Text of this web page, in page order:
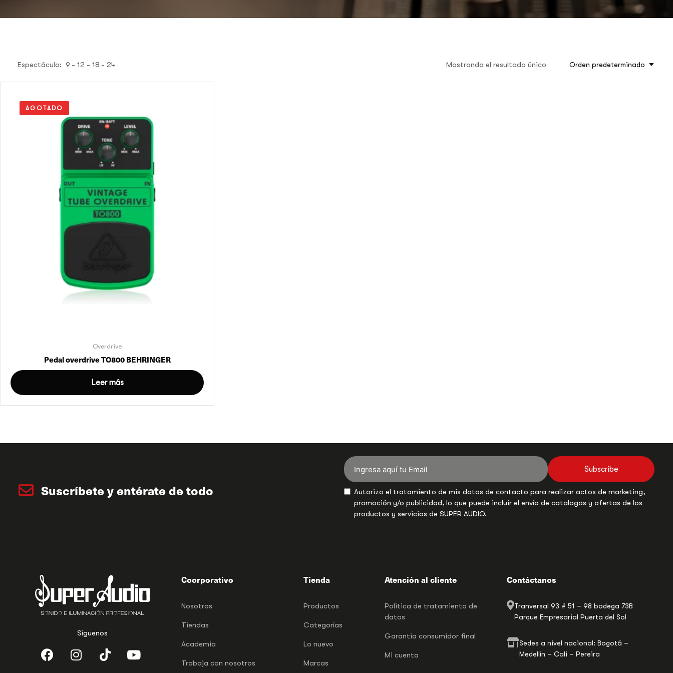
Espectáculo: 9 12 18 24 Mostrando el resultado único Orden predeterminado
AGOTADO
Overdrive
Pedal overdrive TO800 BEHRINGER
Leer más
Suscríbete y entérate de todo
Subscribe
Autorizo el tratamiento de mis datos de contacto para realizar actos de marketing,
promoción y/o publicidad, lo que puede incluir el envío de catalogos y ofertas de los
productos y servicios de SUPER AUDIO.
Síguenos
Coorporativo
Nosotros
Tiendas
Academia
Trabaja con nosotros
Tienda
Productos
Categorías
Lo nuevo
Marcas
Atención al cliente
Politica de tratamiento de
datos
Garantia consumidor final
Mi cuenta
Contáctanos
Tranversal 93 # 51 – 98 bodega 73B
Parque Empresarial Puerta del Sol
Sedes a nivel nacional: Bogotá –
Medellín – Cali – Pereira